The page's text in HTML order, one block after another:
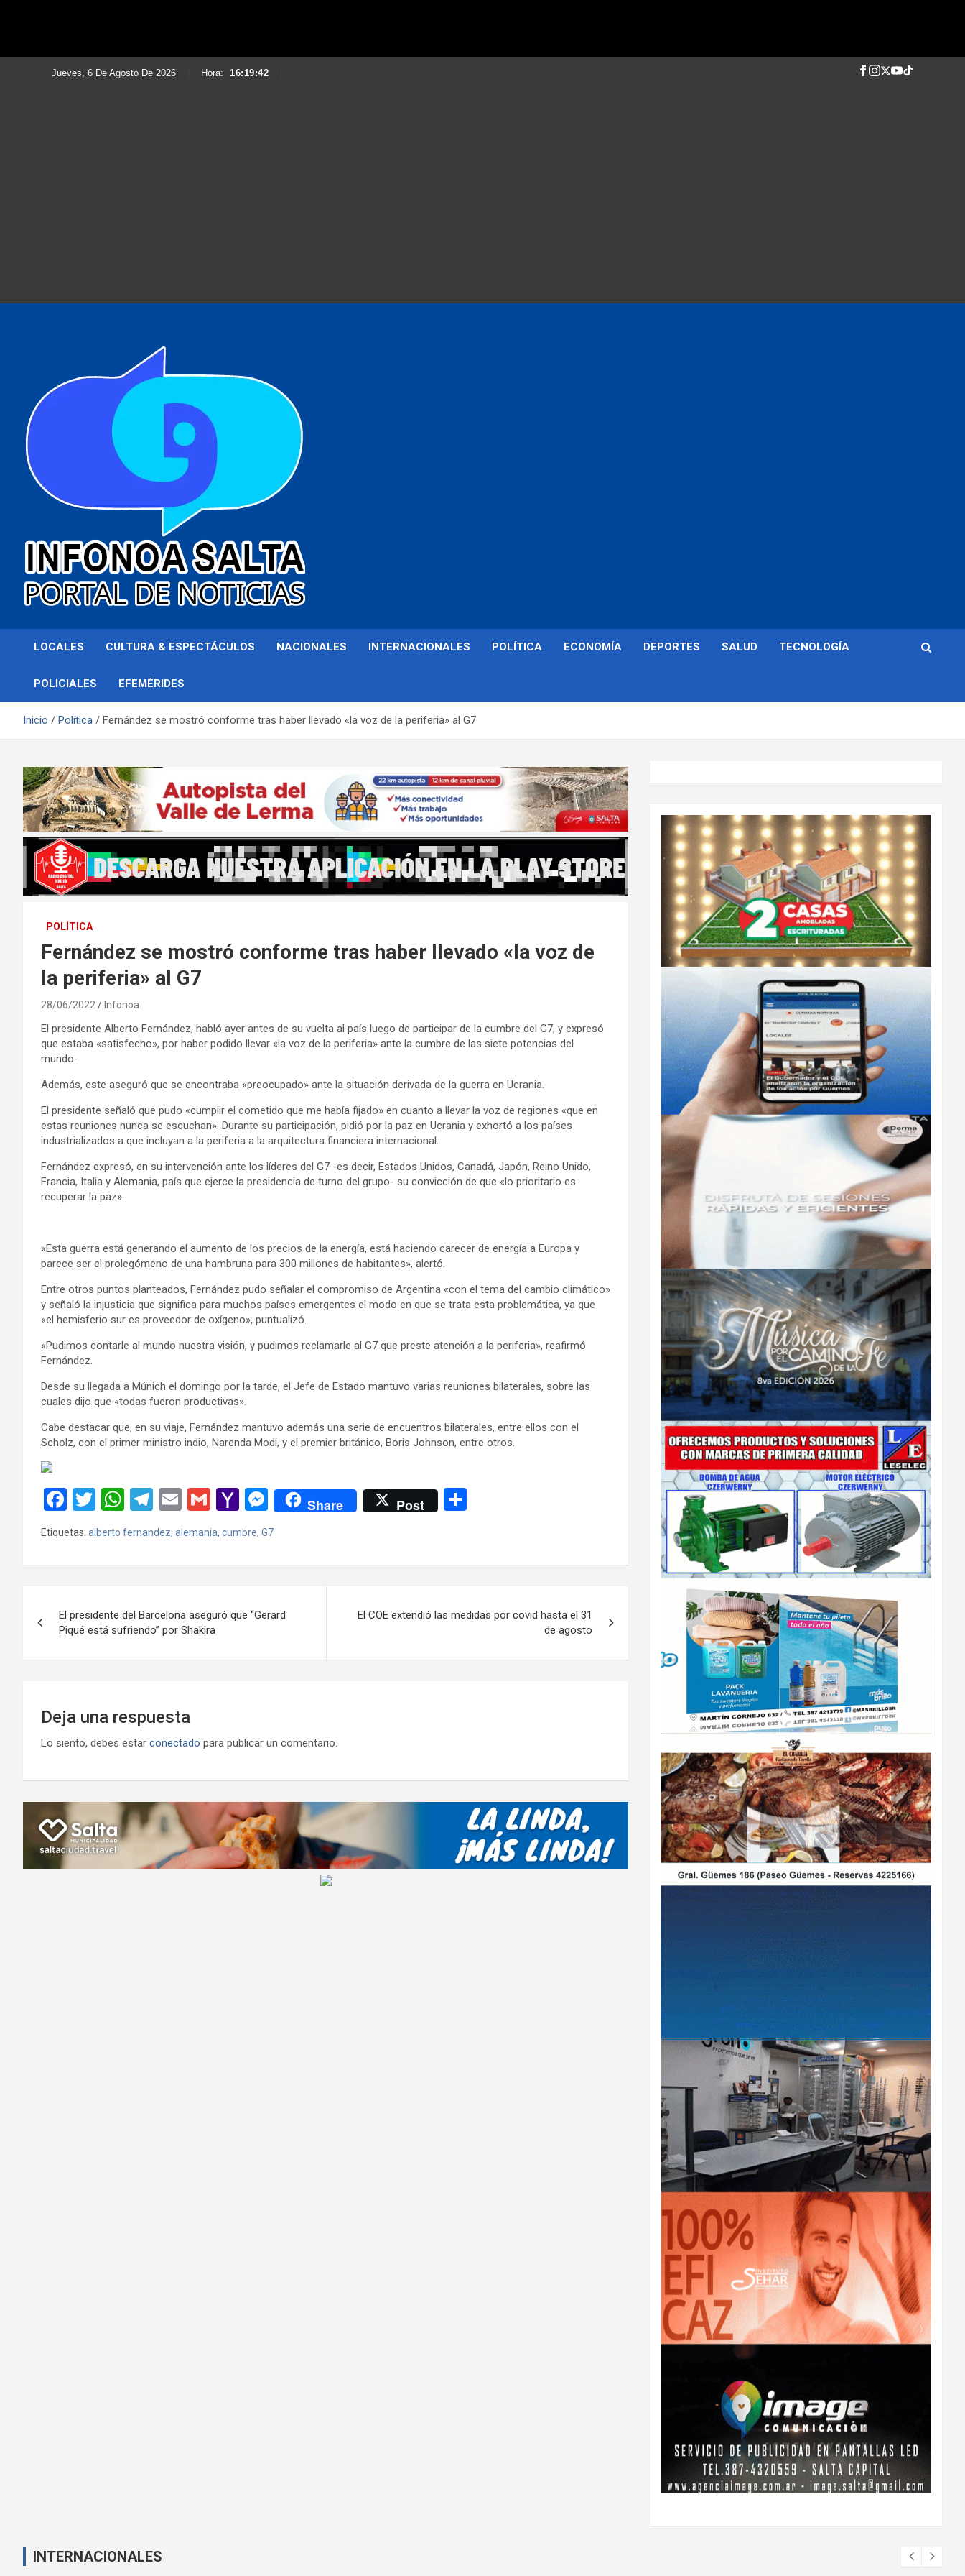
Jueves, 6 De Agosto De 2026 Hora: 16:19:44
Infonoa Salta
LOCALES CULTURA & ESPECTÁCULOS NACIONALES INTERNACIONALES POLÍTICA ECONOMÍA DEPORTES SALUD TECNOLOGÍA
POLICIALES EFEMÉRIDES
Inicio Política Fernández se mostró conforme tras haber llevado «la voz de la periferia» al G7
POLÍTICA
Fernández se mostró conforme tras haber llevado «la voz de
la periferia» al G7
28/06/2022 Infonoa
El presidente Alberto Fernández, habló ayer antes de su vuelta al país luego de participar de la cumbre del G7, y expresó
que estaba «satisfecho», por haber podido llevar «la voz de la periferia» ante la cumbre de las siete potencias del
mundo.
Además, este aseguró que se encontraba «preocupado» ante la situación derivada de la guerra en Ucrania.
El presidente señaló que pudo «cumplir el cometido que me había fijado» en cuanto a llevar la voz de regiones «que en
estas reuniones nunca se escuchan». Durante su participación, pidió por la paz en Ucrania y exhortó a los países
industrializados a que incluyan a la periferia a la arquitectura financiera internacional.
Fernández expresó, en su intervención ante los líderes del G7 -es decir, Estados Unidos, Canadá, Japón, Reino Unido,
Francia, Italia y Alemania, país que ejerce la presidencia de turno del grupo- su convicción de que «lo prioritario es
recuperar la paz».
«Esta guerra está generando el aumento de los precios de la energía, está haciendo carecer de energía a Europa y
parece ser el prolegómeno de una hambruna para 300 millones de habitantes», alertó.
Entre otros puntos planteados, Fernández pudo señalar el compromiso de Argentina «con el tema del cambio climático»
y señaló la injusticia que significa para muchos países emergentes el modo en que se trata esta problemática, ya que
«el hemisferio sur es proveedor de oxígeno», puntualizó.
«Pudimos contarle al mundo nuestra visión, y pudimos reclamarle al G7 que preste atención a la periferia», reafirmó
Fernández.
Desde su llegada a Múnich el domingo por la tarde, el Jefe de Estado mantuvo varias reuniones bilaterales, sobre las
cuales dijo que «todas fueron productivas».
Cabe destacar que, en su viaje, Fernández mantuvo además una serie de encuentros bilaterales, entre ellos con el
Scholz, con el primer ministro indio, Narenda Modi, y el premier británico, Boris Johnson, entre otros.
F
a
ce
b
o
k
T
wi
tt
er
W
h
at
s
p
p
T
el
e
gr
m
E
m
ail
G
m
ail
Y
a
h
o
M
M
es
se
n
er
Share Post
p
tir
Etiquetas: alberto fernandez, alemania, cumbre, G7
de
entradas
El presidente del Barcelona aseguró que “Gerard
Piqué está sufriendo” por Shakira
El COE extendió las medidas por covid hasta el 31
de agosto
Deja una respuesta
Lo siento, debes estar conectado para publicar un comentario.
INTERNACIONALES